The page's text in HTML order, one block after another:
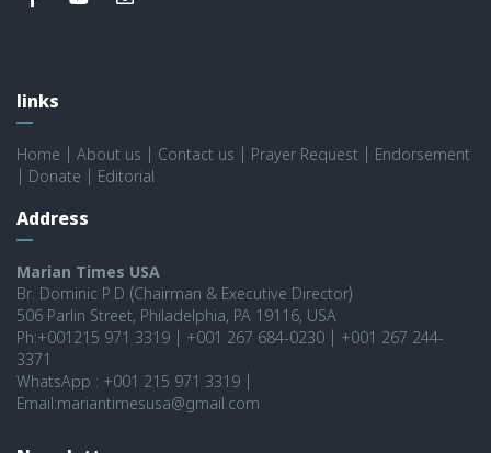
links
Home About us Contact us Prayer Request
Endorsement
Donate Editorial
Address
Marian Times USA
Br. Dominic P.D (Chairman & Executive Director)
506 Parlin Street, Philadelphia, PA 19116, USA
Ph:+001215 971 3319 | +001 267 684-0230 | +001 267 244-
3371
WhatsApp : +001 215 971 3319 |
Email:mariantimesusa@gmail.com